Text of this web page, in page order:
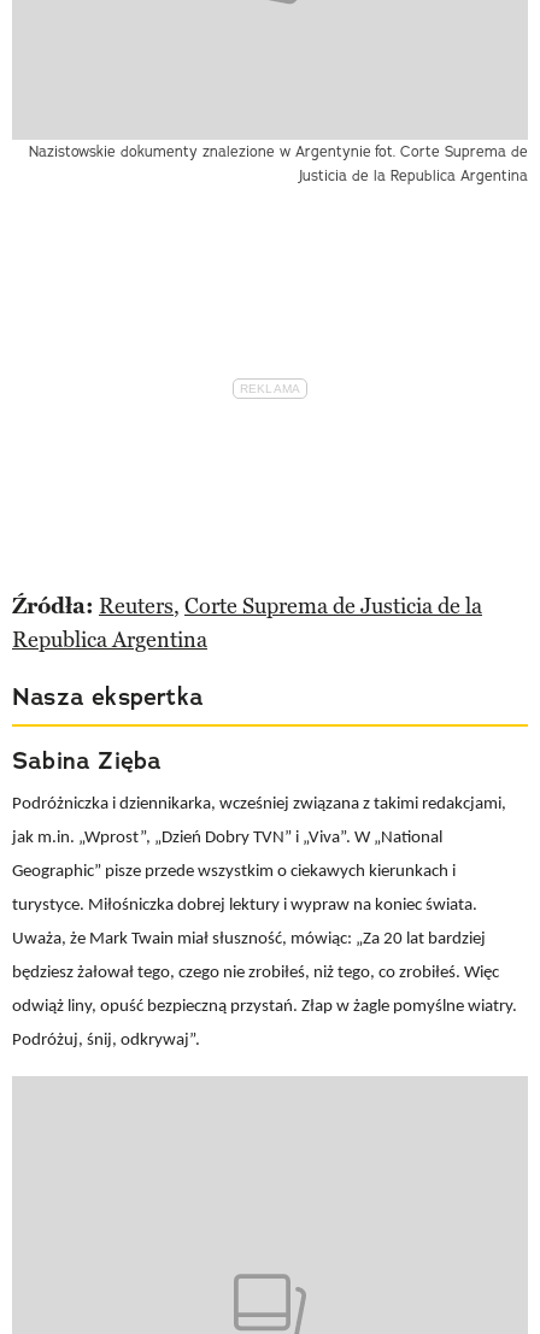
Nazistowskie dokumenty znalezione w Argentynie fot. Corte Suprema de
Justicia de la Republica Argentina
Źródła: Reuters, Corte Suprema de Justicia de la
Republica Argentina
Nasza ekspertka
Sabina Zięba
Podróżniczka i dziennikarka, wcześniej związana z takimi redakcjami,
jak m.in. „Wprost”, „Dzień Dobry TVN” i „Viva”. W „National
Geographic” pisze przede wszystkim o ciekawych kierunkach i
turystyce. Miłośniczka dobrej lektury i wypraw na koniec świata.
Uważa, że Mark Twain miał słuszność, mówiąc: „Za 20 lat bardziej
będziesz żałował tego, czego nie zrobiłeś, niż tego, co zrobiłeś. Więc
odwiąż liny, opuść bezpieczną przystań. Złap w żagle pomyślne wiatry.
Podróżuj, śnij, odkrywaj”.